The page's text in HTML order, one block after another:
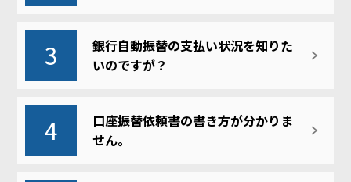
3
銀行自動振替の支払い状況を知りた
いのですが？
4
口座振替依頼書の書き方が分かりま
せん。